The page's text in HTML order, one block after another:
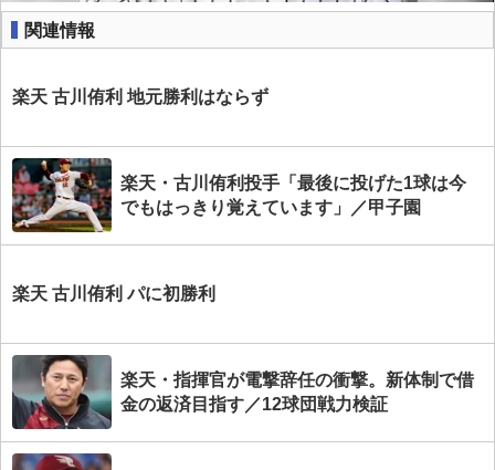
関連情報
楽天 古川侑利 地元勝利はならず
楽天・古川侑利投手「最後に投げた1球は今
でもはっきり覚えています」／甲子園
楽天 古川侑利 パに初勝利
楽天・指揮官が電撃辞任の衝撃。新体制で借
金の返済目指す／12球団戦力検証